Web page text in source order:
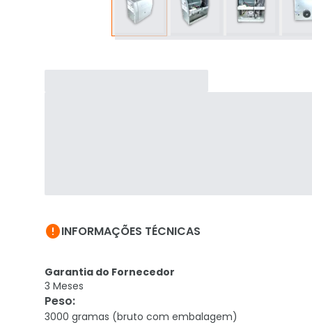
INFORMAÇÕES TÉCNICAS
Garantia do Fornecedor
3 Meses
Peso:
3000 gramas (bruto com embalagem)